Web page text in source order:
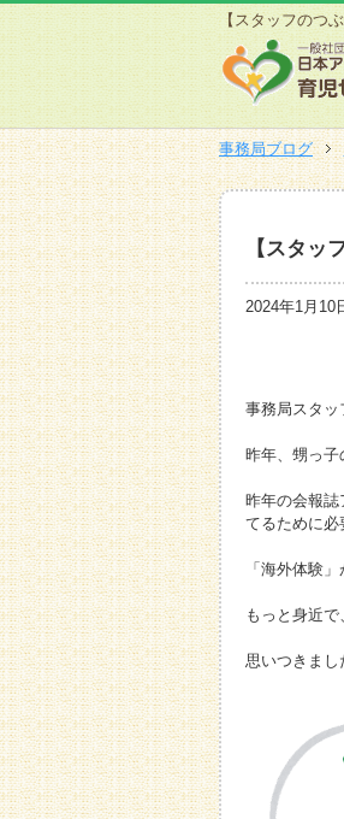
【スタッフのつ
事務局ブログ
【スタッ
2024年1月10
事務局スタッ
昨年、甥っ子
昨年の会報誌
てるために必
「海外体験
もっと身近で
思いつきまし